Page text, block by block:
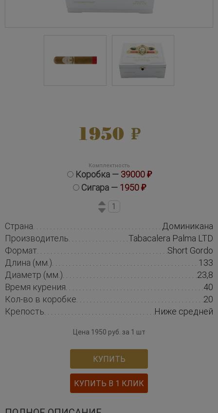
1950
Комплектность
Коробка — 39000 ₽
Сигара — 1950 ₽
Страна
Доминикана
Производитель
Tabacalera Palma LTD
Формат
Short Gordo
Длина (мм.)
133
Диаметр (мм.)
23,8
Время курения
40
Кол-во в коробке
20
Крепость
Ниже средней
Цена 1950 руб. за 1 шт
КУПИТЬ
КУПИТЬ В 1 КЛИК